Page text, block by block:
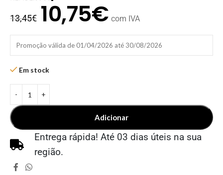
13,45€ 10,75€ com IVA
Promoção válida de 01/04/2026 até 30/08/2026
Em stock
Adicionar
Entrega rápida! Até 03 dias úteis na sua
região.